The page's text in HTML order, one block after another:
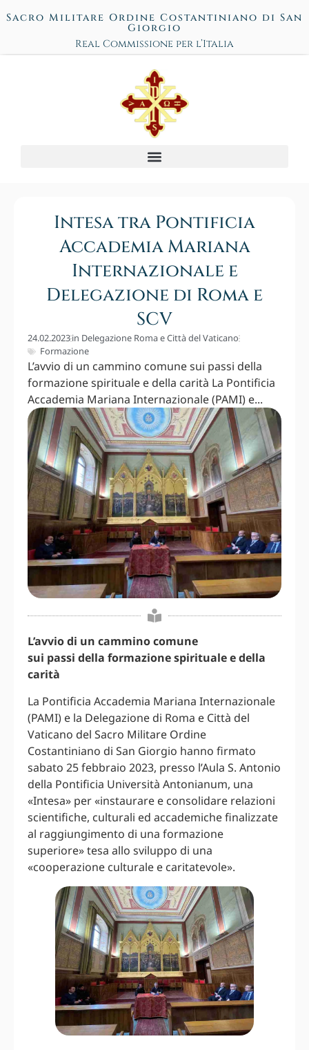
Sacro Militare Ordine Costantiniano di San
Giorgio
Real Commissione per l’Italia
Intesa tra Pontificia
Accademia Mariana
Internazionale e
Delegazione di Roma e
SCV
24.02.2023in Delegazione Roma e Città del Vaticano
Formazione
L’avvio di un cammino comune sui passi della
formazione spirituale e della carità La Pontificia
Accademia Mariana Internazionale (PAMI) e...
L’avvio di un cammino comune
sui passi della formazione spirituale e della
carità
La Pontificia Accademia Mariana Internazionale
(PAMI) e la Delegazione di Roma e Città del
Vaticano del Sacro Militare Ordine
Costantiniano di San Giorgio hanno firmato
sabato 25 febbraio 2023, presso l’Aula S. Antonio
della Pontificia Università Antonianum, una
«Intesa» per «instaurare e consolidare relazioni
scientifiche, culturali ed accademiche finalizzate
al raggiungimento di una formazione
superiore» tesa allo sviluppo di una
«cooperazione culturale e caritatevole».